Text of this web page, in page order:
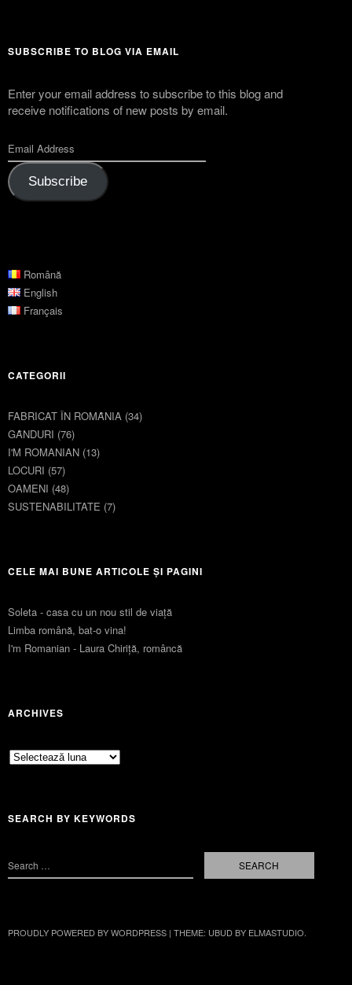
SUBSCRIBE TO BLOG VIA EMAIL
Enter your email address to subscribe to this blog and
receive notifications of new posts by email.
Subscribe
Română
English
Français
CATEGORII
FABRICAT ÎN ROMȂNIA (34)
GȂNDURI (76)
I'M ROMANIAN (13)
LOCURI (57)
OAMENI (48)
SUSTENABILITATE (7)
CELE MAI BUNE ARTICOLE ȘI PAGINI
Soleta - casa cu un nou stil de viaţă
Limba română, bat-o vina!
I'm Romanian - Laura Chiriță, româncă
ARCHIVES
Archives
SEARCH BY KEYWORDS
PROUDLY POWERED BY WORDPRESS | THEME: UBUD BY ELMASTUDIO